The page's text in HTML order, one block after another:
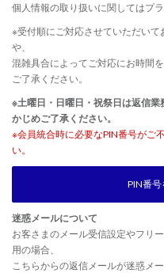
個人情報の取り扱いに関してはプ
※受付順にご対応させていただい
や、
混雑具合によってご対応にお時間
ご了承ください。
※土曜日・日曜日・祝祭日は返信
かじめご了承ください。
※会員統合時に必要なPIN番号がご
い。
PIN番
迷惑メールについて
お客さまのメール受信設定やフリ
用の場合、
こちらからの返信メールが迷惑メ